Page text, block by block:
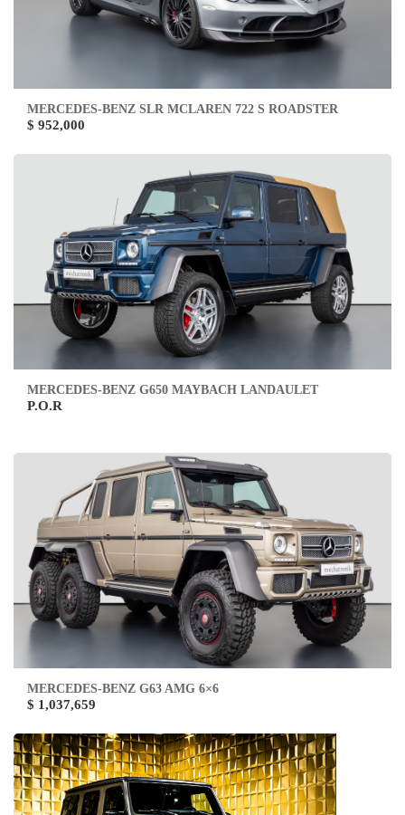
MERCEDES-BENZ SLR MCLAREN 722 S ROADSTER
$ 952,000
MERCEDES-BENZ G650 MAYBACH LANDAULET
P.O.R
MERCEDES-BENZ G63 AMG 6×6
$ 1,037,659